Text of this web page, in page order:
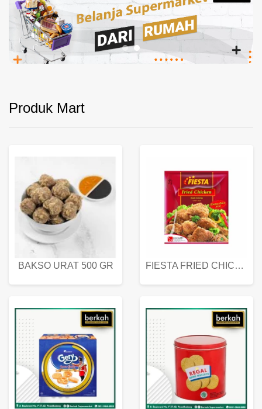
Produk Mart
BAKSO URAT 500 GR FIESTA FRIED CHICKEN 500 GR